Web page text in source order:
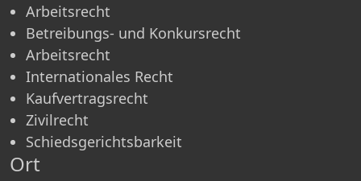
Arbeitsrecht
Betreibungs- und Konkursrecht
Arbeitsrecht
Internationales Recht
Kaufvertragsrecht
Zivilrecht
Schiedsgerichtsbarkeit
Ort